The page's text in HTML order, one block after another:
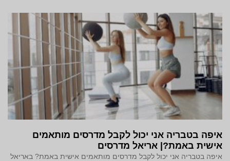
איפה בטבריה אני יכול לקבל מדרסים מותאמים
אישית באמת?| אריאל מדרסים
איפה בטבריה אני יכול לקבל מדרסים מותאמים אישית באמת? באריאל